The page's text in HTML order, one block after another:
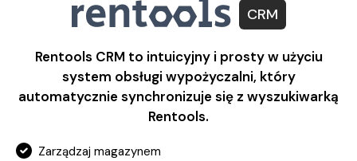
CRM
Rentools CRM to intuicyjny i prosty w użyciu
system obsługi wypożyczalni, który
automatycznie synchronizuje się z wyszukiwarką
Rentools.
Zarządzaj magazynem